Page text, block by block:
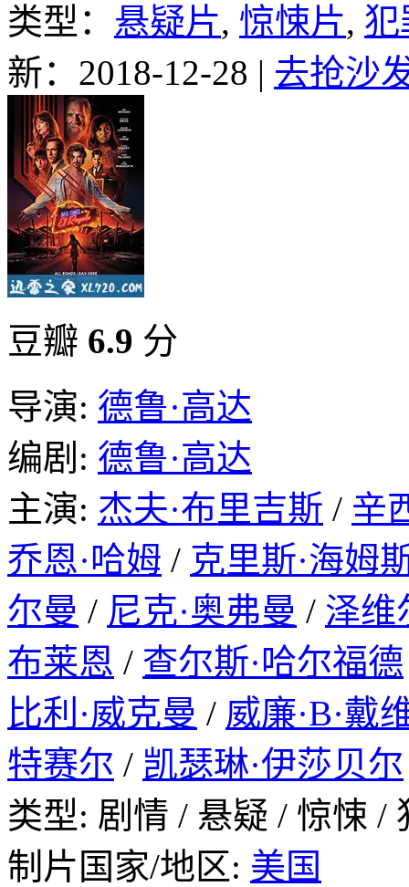
类型： 悬疑片, 惊悚片, 犯
新：2018-12-28 | 去抢沙
豆瓣 6.9 分
导演: 德鲁·高达
编剧: 德鲁·高达
主演: 杰夫·布里吉斯 / 辛
乔恩·哈姆 / 克里斯·海姆
尔曼 / 尼克·奥弗曼 / 泽维
布莱恩 / 查尔斯·哈尔福德
比利·威克曼 / 威廉·B·戴
特赛尔 / 凯瑟琳·伊莎贝尔
类型: 剧情 / 悬疑 / 惊悚 /
制片国家/地区: 美国